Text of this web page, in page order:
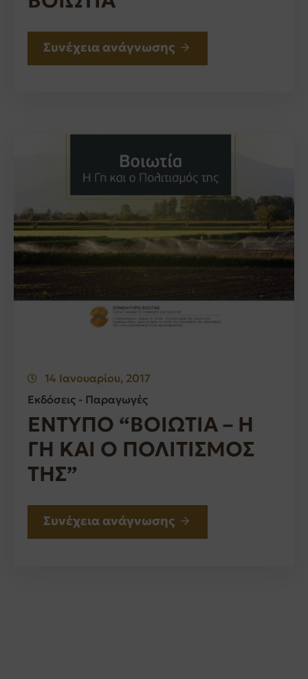
Συνέχεια ανάγνωσης
14 Ιανουαρίου, 2017
Εκδόσεις - Παραγωγές
ΕΝΤΥΠΟ “ΒΟΙΩΤΙΑ – Η
ΓΗ ΚΑΙ Ο ΠΟΛΙΤΙΣΜΟΣ
ΤΗΣ”
Συνέχεια ανάγνωσης